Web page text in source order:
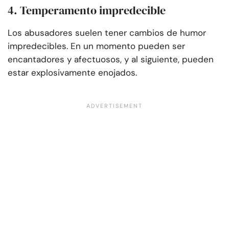
4. Temperamento impredecible
Los abusadores suelen tener cambios de humor
impredecibles. En un momento pueden ser
encantadores y afectuosos, y al siguiente, pueden
estar explosivamente enojados.